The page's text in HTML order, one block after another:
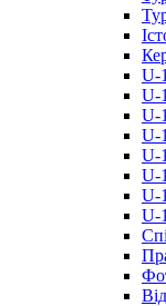
U-
U-
U-
U-
U-
U-
U-
U-